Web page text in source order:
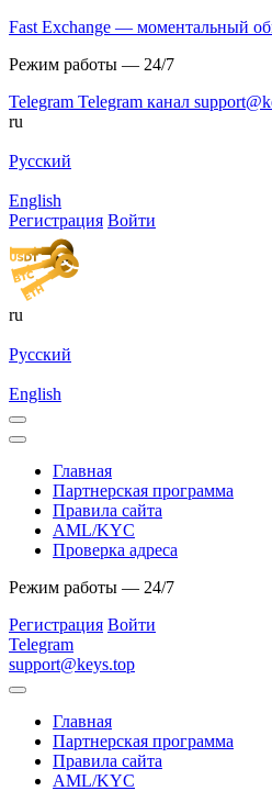
Fast Exchange — моментальный
Режим работы — 24/7
Telegram Telegram канал
ru
Русский
English
Регистрация Войти
ru
Русский
English
Главная
Партнерская программа
Правила сайта
AML/KYC
Проверка адреса
Режим работы — 24/7
Регистрация Войти
Telegram
support@keys.top
Главная
Партнерская программа
Правила сайта
AML/KYC